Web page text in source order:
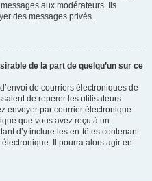
aux modérateurs. Ils
des messages privés.
de la part de quelqu’un sur ce
de courriers électroniques de
de repérer les utilisateurs
envoyer par courrier électronique
que vous avez reçu à un
d’y inclure les en-têtes contenant
Il pourra alors agir en